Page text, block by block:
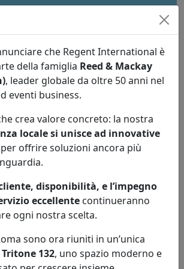
che Regent International è
della famiglia Reed & Mackay
, leader globale da oltre 50 anni nel
eventi business.
crea valore concreto: la nostra
locale si unisce ad innovative
per offrire soluzioni ancora più
disponibilità, e l’impegno
eccellente continueranno
ogni nostra scelta.
sono ora riuniti in un’unica
132, uno spazio moderno e
Travel
e